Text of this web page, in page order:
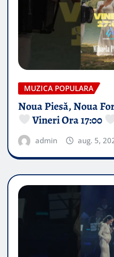
MUZICA POPULARA
Noua Piesă, Noua
Vineri Ora 17:00
admin aug. 5,